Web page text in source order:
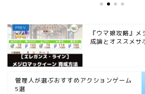
『ウマ娘攻略』
成論とオススメサ
管理人が選ぶおすすめアクションゲーム
5選